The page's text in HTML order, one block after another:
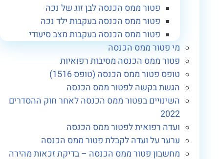
פטור ממס הכנסה לבן זוג של נכה
פטור ממס הכנסה בעקבות ילד נכה
פטור ממס הכנסה בעקבות מצב סיעודי
מי פטור ממס הכנסה
פטור ממס הכנסה מסיבות רפואיות
טופס פטור ממס הכנסה (טופס 1516)
הגשת בקשה לפטור ממס הכנסה
השינויים בפטור ממס הכנסה לאחר חוק ההסדרים
ועדה רפואית לפטור ממס הכנסה
ערער על ועדה לקבלת פטור ממס הכנסה
מחשבון פטור ממס הכנסה – בדיקת זכאות מהירה